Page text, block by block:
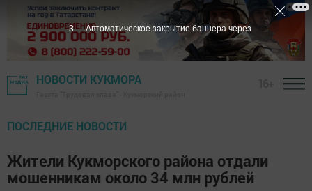
НОВОСТИ КУКМОРА
ПОСЛЕДНИЕ НОВОСТИ
Жители Кукморского района отдали
мошенникам около 34 млн рублей
1 Автоматическое закрытие баннера через